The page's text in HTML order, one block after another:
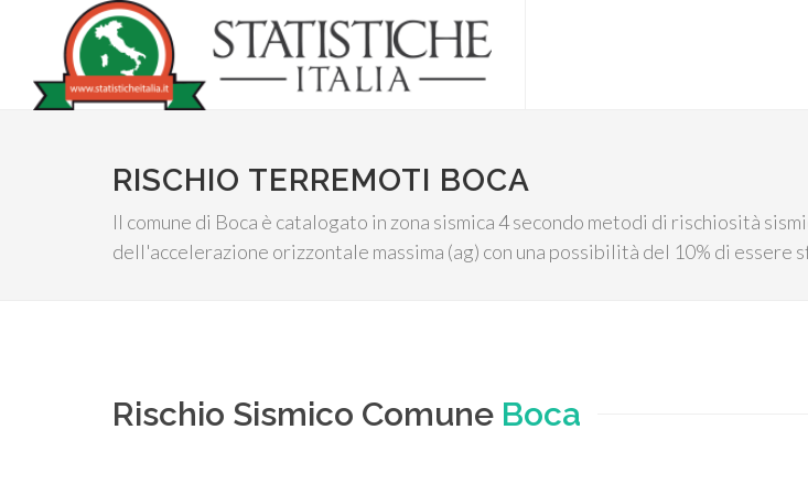
RISCHIO TERREMOTI BOCA
Il comune di Boca è catalogato in zona sismica 4 secondo metodi di rischiosità
dell'accelerazione orizzontale massima (ag) con una possibilità del 10% di essere
Rischio Sismico Comune Boca